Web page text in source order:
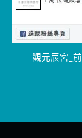
觀元辰宮_